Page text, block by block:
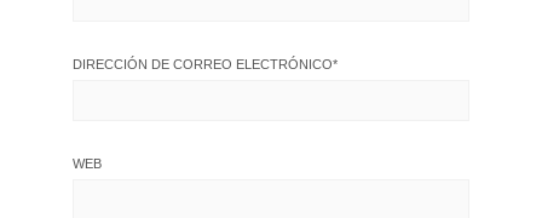
DIRECCIÓN DE CORREO ELECTRÓNICO*
WEB